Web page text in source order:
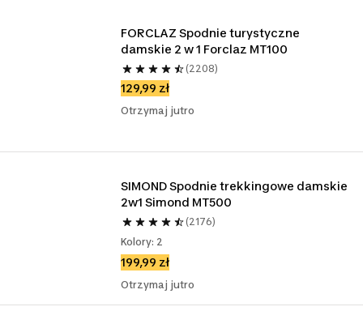
FORCLAZ Spodnie turystyczne
damskie 2 w 1 Forclaz MT100
(2208)
129,99 zł
Otrzymaj jutro
SIMOND Spodnie trekkingowe damskie
2w1 Simond MT500
(2176)
Kolory: 2
199,99 zł
Otrzymaj jutro